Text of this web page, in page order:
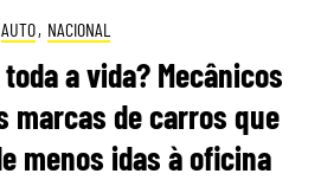
AUTO, NACIONAL
a vida? Mecânicos
marcas de carros que
menos idas à oficina